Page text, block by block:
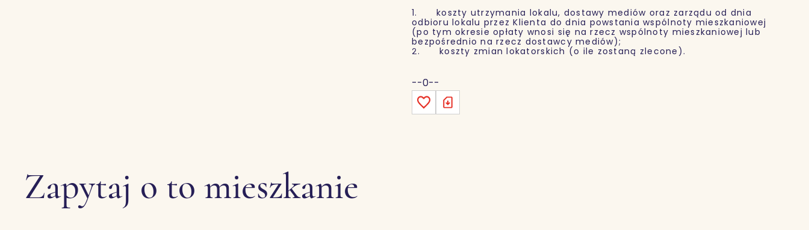
1. koszty utrzymania lokalu, dostawy mediów oraz zarządu od dnia
odbioru lokalu przez Klienta do dnia powstania wspólnoty mieszkaniowej
(po tym okresie opłaty wnosi się na rzecz wspólnoty mieszkaniowej lub
bezpośrednio na rzecz dostawcy mediów);
2. koszty zmian lokatorskich (o ile zostaną zlecone).
--0--
Zapytaj o to mieszkanie